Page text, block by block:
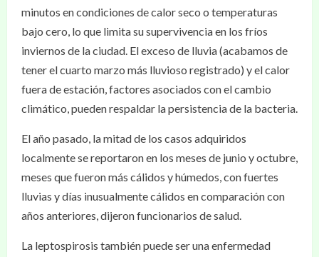
minutos en condiciones de calor seco o temperaturas
bajo cero, lo que limita su supervivencia en los fríos
inviernos de la ciudad. El exceso de lluvia (acabamos de
tener el cuarto marzo más lluvioso registrado) y el calor
fuera de estación, factores asociados con el cambio
climático, pueden respaldar la persistencia de la bacteria.
El año pasado, la mitad de los casos adquiridos
localmente se reportaron en los meses de junio y octubre,
meses que fueron más cálidos y húmedos, con fuertes
lluvias y días inusualmente cálidos en comparación con
años anteriores, dijeron funcionarios de salud.
La leptospirosis también puede ser una enfermedad